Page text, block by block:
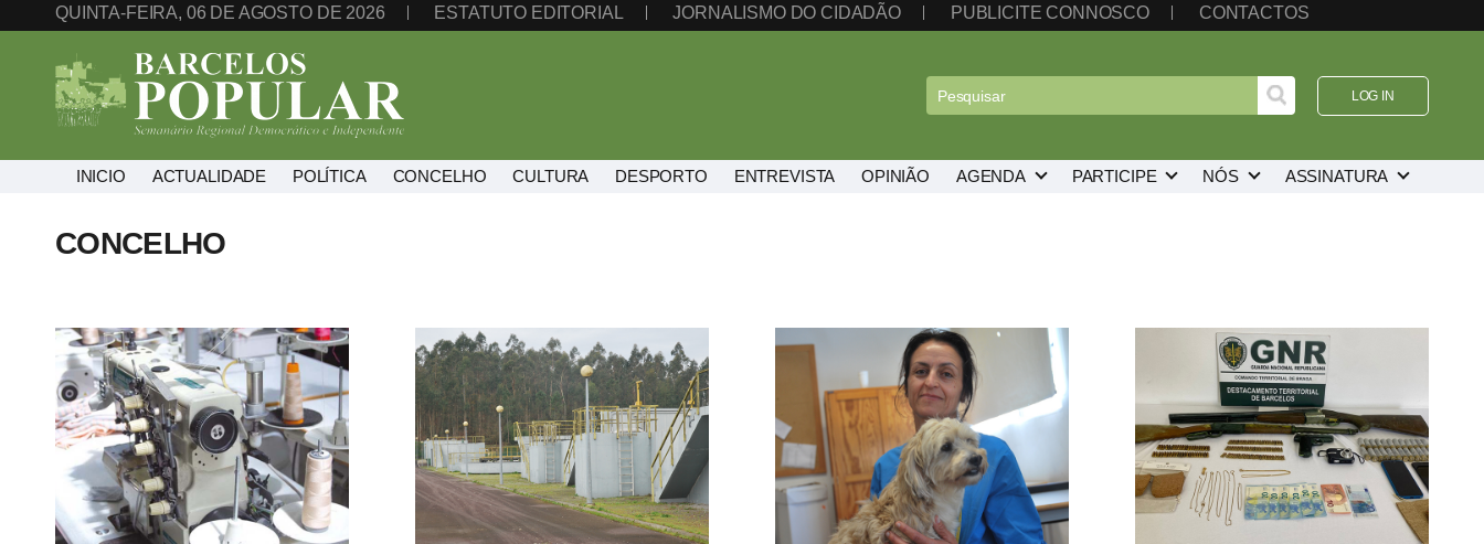
QUINTA-FEIRA, 06 DE AGOSTO DE 2026 ESTATUTO EDITORIAL JORNALISMO DO CIDADÃO PUBLICITE CONNOSCO CONTACTOS
LOG IN
INICIO ACTUALIDADE POLÍTICA CONCELHO CULTURA DESPORTO ENTREVISTA
OPINIÃO
CONCELHO